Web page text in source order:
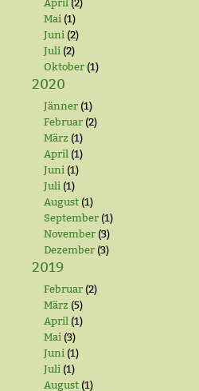
Mai (1)
Juni (2)
Juli (2)
Oktober (1)
2020
Jänner (1)
Februar (2)
März (1)
April (1)
Juni (1)
Juli (1)
August (1)
September (1)
November (3)
Dezember (3)
2019
Februar (2)
März (5)
April (1)
Mai (3)
Juni (1)
Juli (1)
August (1)